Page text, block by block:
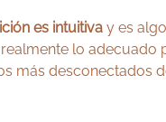
es intuitiva y es
lo adecuado
más desconectados